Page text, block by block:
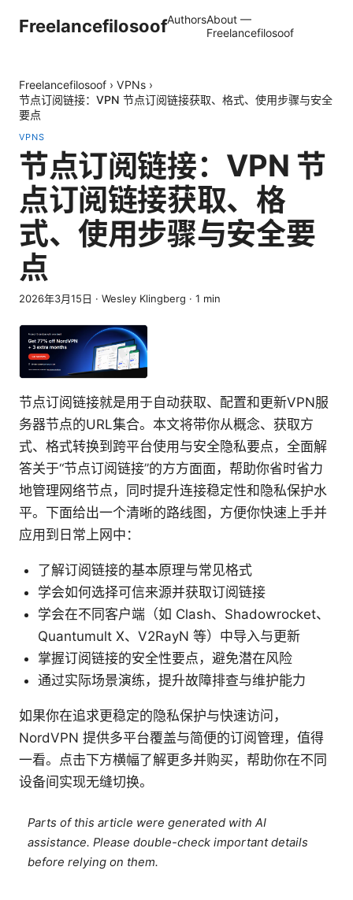
FreelancefilosoofAuthorsAbout —
Freelancefilosoof
Freelancefilosoof › VPNs ›
节点订阅链接：VPN 节点订阅链接获取、格式、使用步骤与安全
要点
VPNS
节点订阅链接：VPN 节
点订阅链接获取、格
式、使用步骤与安全要
点
2026年3月15日 · Wesley Klingberg · 1 min
节点订阅链接就是用于自动获取、配置和更新VPN服
务器节点的URL集合。本文将带你从概念、获取方
式、格式转换到跨平台使用与安全隐私要点，全面解
答关于“节点订阅链接”的方方面面，帮助你省时省力
地管理网络节点，同时提升连接稳定性和隐私保护水
平。下面给出一个清晰的路线图，方便你快速上手并
应用到日常上网中：
了解订阅链接的基本原理与常见格式
学会如何选择可信来源并获取订阅链接
学会在不同客户端（如 Clash、Shadowrocket、
Quantumult X、V2RayN 等）中导入与更新
掌握订阅链接的安全性要点，避免潜在风险
通过实际场景演练，提升故障排查与维护能力
如果你在追求更稳定的隐私保护与快速访问，
NordVPN 提供多平台覆盖与简便的订阅管理，值得
一看。点击下方横幅了解更多并购买，帮助你在不同
设备间实现无缝切换。
Parts of this article were generated with AI
assistance. Please double-check important details
before relying on them.